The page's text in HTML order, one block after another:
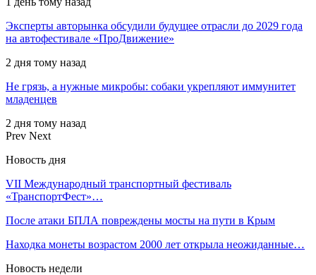
Эксперты авторынка обсудили будущее отрасли до 2029 года
на автофестивале «ПроДвижение»
2 дня тому назад
Не грязь, а нужные микробы: собаки укрепляют иммунитет
младенцев
2 дня тому назад
Prev Next
Новость дня
VII Международный транспортный фестиваль
«ТранспортФест»…
После атаки БПЛА повреждены мосты на пути в Крым
Находка монеты возрастом 2000 лет открыла неожиданные…
Новость недели